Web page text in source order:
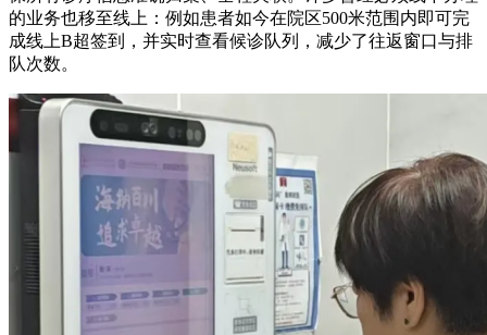
的业务也移至线上：例如患者如今在院区500米范围内即可完
成线上B超签到，并实时查看候诊队列，减少了往返窗口与排
队次数。